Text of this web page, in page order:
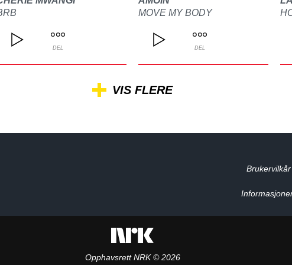
DEL
MOVE MY BODY
DEL
VIS FLERE
Opphavsrett NRK © 2026